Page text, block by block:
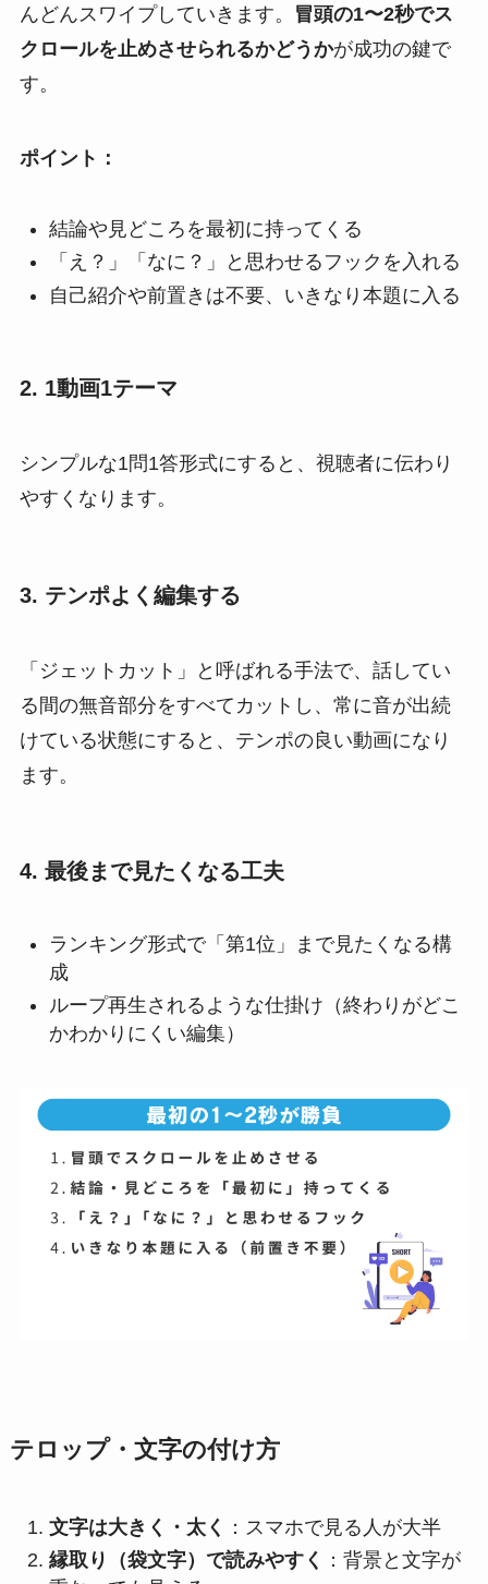
んどんスワイプしていきます。
冒頭の1〜2秒でス
クロールを止めさせられるかどうかが成功の鍵で
す。
ポイント：
結論や見どころを最初に持ってくる
「え？」「なに？」と思わせるフックを入れる
自己紹介や前置きは不要、いきなり本題に入る
2. 1動画1テーマ
シンプルな1問1答形式にすると、視聴者に伝わり
やすくなります。
3. テンポよく編集する
「ジェットカット」と呼ばれる手法で、話してい
る間の無音部分をすべてカットし、常に音が出続
けている状態にすると、テンポの良い動画になり
ます。
4. 最後まで見たくなる工夫
ランキング形式で「第1位」まで見たくなる構
成
ループ再生されるような仕掛け（終わりがどこ
かわかりにくい編集）
テロップ・文字の付け方
文字は大きく・太く
：スマホで見る人が大半
縁取り（袋文字）で読みやすく
：背景と文字が